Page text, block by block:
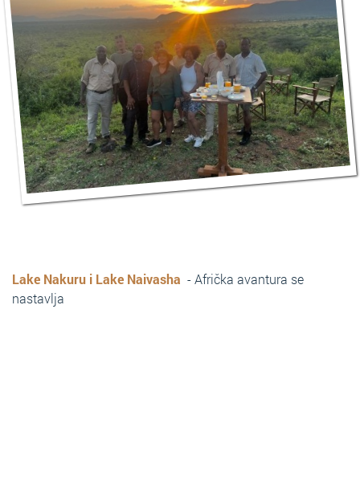
Lake Nakuru i Lake Naivasha - Afrička avantura se
nastavlja